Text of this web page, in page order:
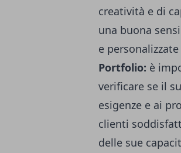
creatività e di
una buona
e
Portfolio: è
verificare se il
esigenze e ai
clienti
delle sue